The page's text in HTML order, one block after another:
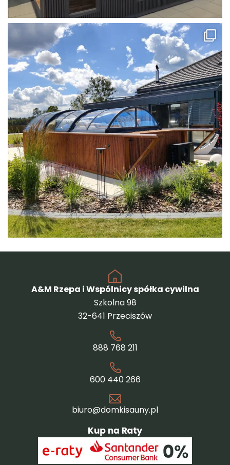
A&M Rzepa i Wspólnicy spółka cywilna
Szkolna 98
32-641 Przeciszów
888 768 211
600 440 266
biuro@domkisauny.pl